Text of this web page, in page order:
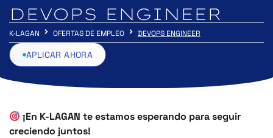
DEVOPS ENGINEER
K-LAGAN OFERTAS DE EMPLEO DEVOPS ENGINEER
APLICAR AHORA
¡En K-LAGAN te estamos esperando para seguir
creciendo juntos!